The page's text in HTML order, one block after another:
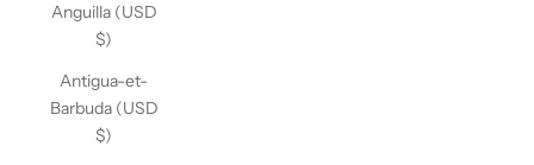
Anguilla (USD
$)
Antigua-et-
Barbuda (USD
$)